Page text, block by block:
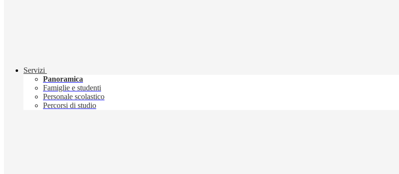
Servizi
Panoramica
Famiglie e studenti
Personale scolastico
Percorsi di studio